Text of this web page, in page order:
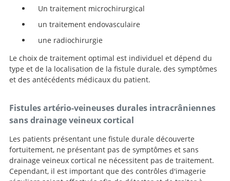
Un traitement microchirurgical
un traitement endovasculaire
une radiochirurgie
Le choix de traitement optimal est individuel et dépend du
type et de la localisation de la fistule durale, des symptômes
et des antécédents médicaux du patient.
Fistules artério-veineuses durales intracrâniennes
sans drainage veineux cortical
Les patients présentant une fistule durale découverte
fortuitement, ne présentant pas de symptômes et sans
drainage veineux cortical ne nécessitent pas de traitement.
Cependant, il est important que des contrôles d'imagerie